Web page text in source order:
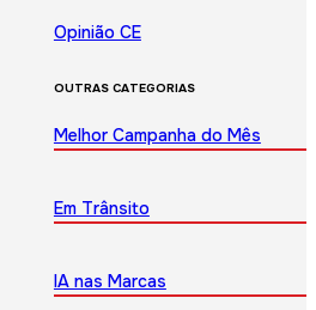
Opinião CE
OUTRAS CATEGORIAS
Melhor Campanha do Mês
Em Trânsito
IA nas Marcas